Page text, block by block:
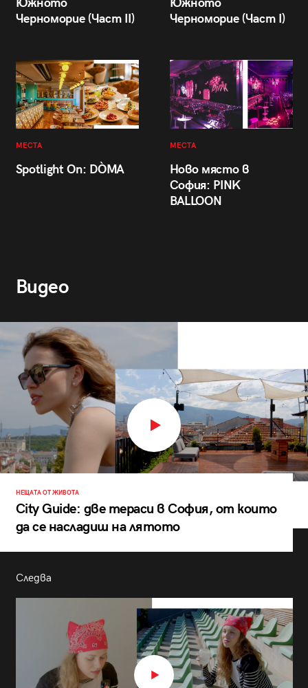
Южното
Черноморие (Част II)
Южното
Черноморие (Част I)
МЕСТА
Spotlight On: DÒMA
МЕСТА
Ново място в
София: PINK
BALLOON
Видео
НЕЩАТА ОТ ЖИВОТА
City Guide: две тераси в София, от които
да се насладиш на лятото
Следва